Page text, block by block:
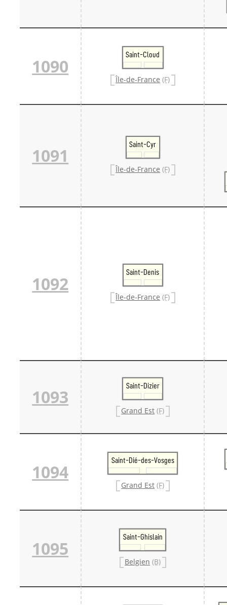
1090
Saint-Cloud
Île-de-France (F)
1091
Saint-Cyr
Île-de-France (F)
1092
Saint-Denis
Île-de-France (F)
1093
Saint-Dizier
Grand Est (F)
1094
Saint-Dié-des-Vosges
Grand Est (F)
1095
Saint-Ghislain
Belgien (B)